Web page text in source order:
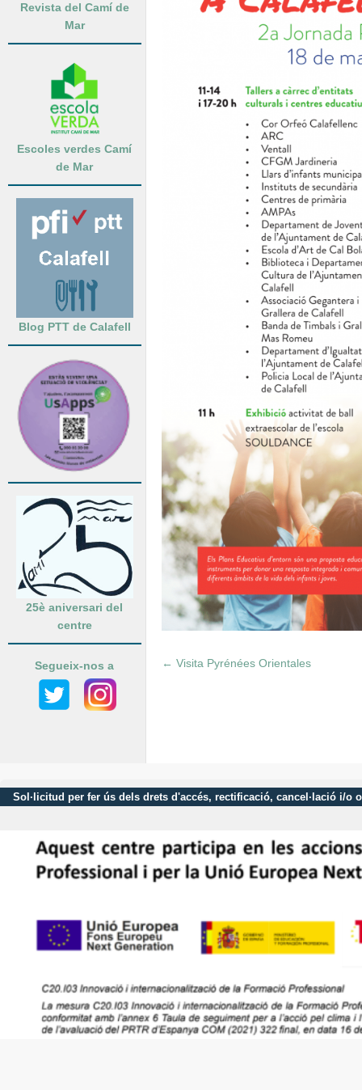
Revista del Camí de
Mar
Escoles verdes Camí
de Mar
Blog PTT de Calafell
25è aniversari del
centre
Segueix-nos a ← Visita Pyrénées Orientales
Sol·licitud per fer ús dels drets d'accés, rectificació, cancel·lació i/